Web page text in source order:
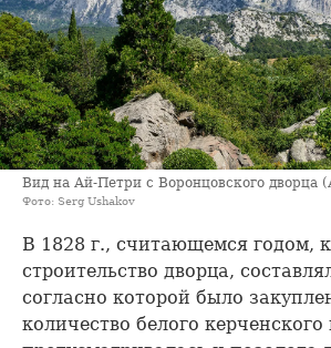
Вид на Ай-Петри с Воронцовского дворца
Фото: Serg Ushakov
В 1828 г., считающемся годом,
строительство дворца,
согласно которой было
количество белого